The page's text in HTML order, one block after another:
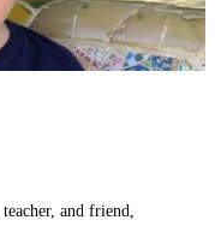
and friend,